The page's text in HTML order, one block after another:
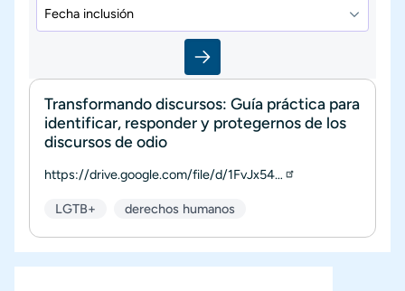
Transformando discursos: Guía práctica para
identificar, responder y protegernos de los
discursos de odio
https://drive.google.com/file/d/1FvJx54…
LGTB+ derechos humanos